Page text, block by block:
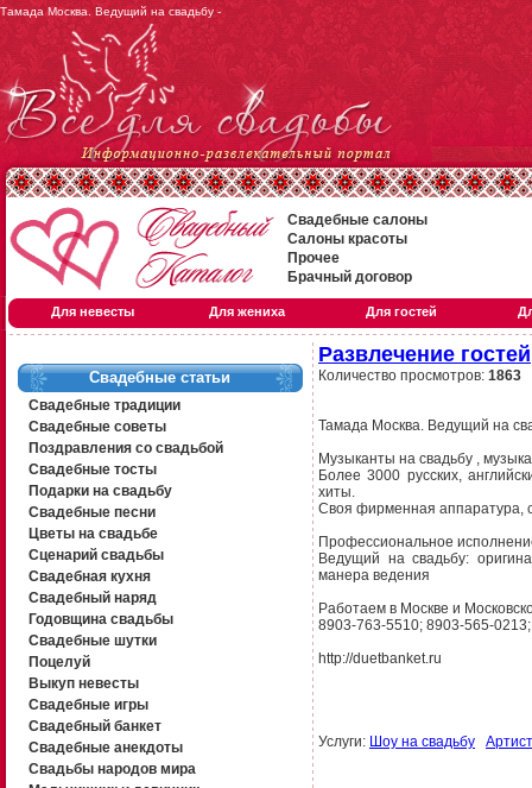
Тамада Москва. Ведущий на свадьбу -
Свадебные салоны
Салоны красоты
Прочее
Брачный договор
Для невесты Для жениха Для гостей
Свадебные статьи
Свадебные традиции
Свадебные советы
Поздравления со свадьбой
Свадебные тосты
Подарки на свадьбу
Свадебные песни
Цветы на свадьбе
Сценарий свадьбы
Свадебная кухня
Свадебный наряд
Годовщина свадьбы
Свадебные шутки
Поцелуй
Выкуп невесты
Свадебные игры
Свадебный банкет
Свадебные анекдоты
Свадьбы народов мира
Развлечение гостей
Количество просмотров: 1863
Тамада Москва. Ведущий на
Музыканты на свадьбу ,
Более 3000 русских,
хиты.
Своя фирменная аппаратура,
Профессиональное
Ведущий на свадьбу:
манера ведения
Работаем в Москве и
8903-763-5510; 8903-565-
http://duetbanket.ru
Услуги: Шоу на свадьбу